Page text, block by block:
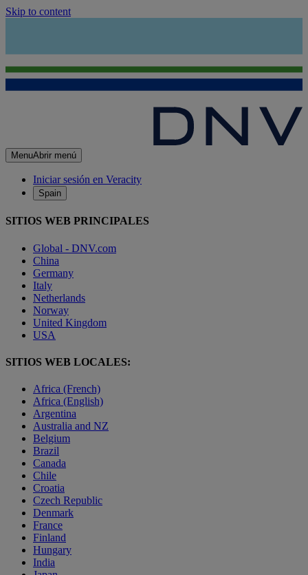
Skip to content
MenuAbrir menú
Iniciar sesión en Veracity
Spain
SITIOS WEB PRINCIPALES
Global - DNV.com
China
Germany
Italy
Netherlands
Norway
United Kingdom
USA
SITIOS WEB LOCALES:
Africa (French)
Africa (English)
Argentina
Australia and NZ
Belgium
Brazil
Canada
Chile
Croatia
Czech Republic
Denmark
France
Finland
Hungary
India